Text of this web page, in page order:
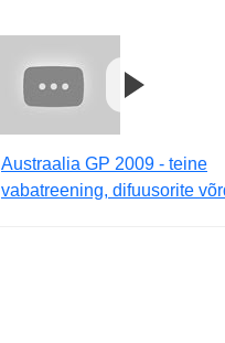
Austraalia GP 2009 - teine
vabatreening, difuusorite